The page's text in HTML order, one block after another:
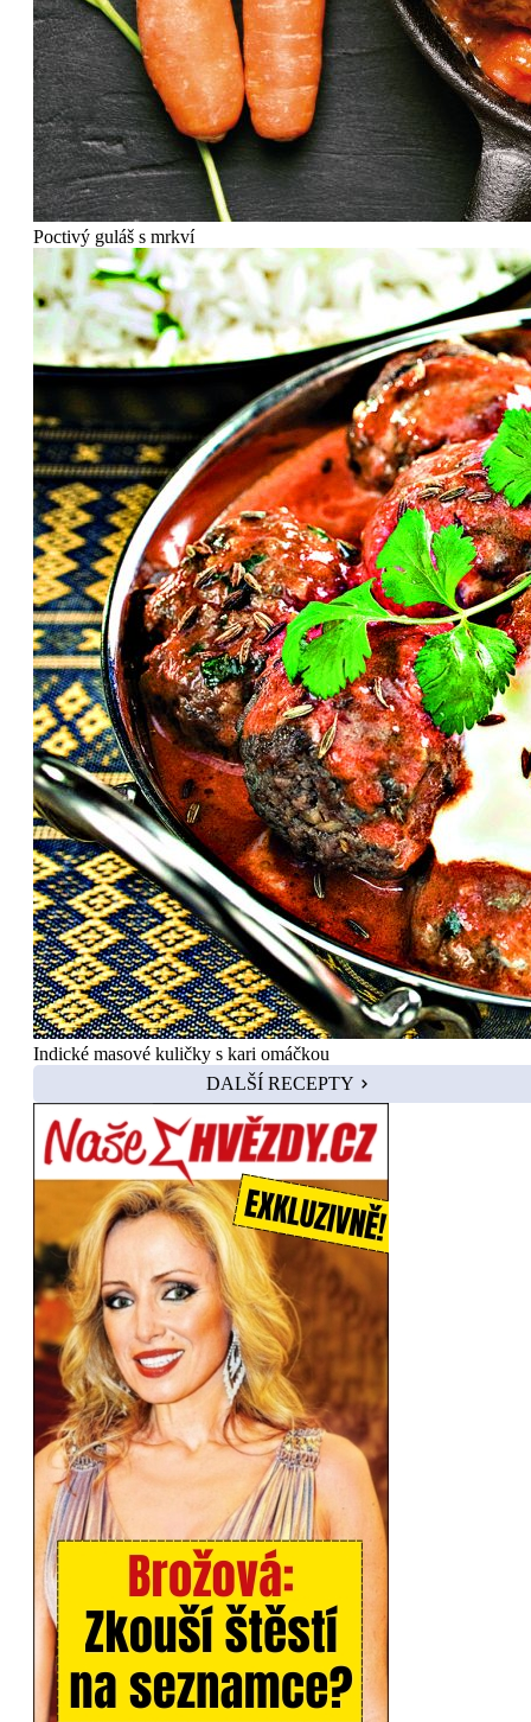
Poctivý guláš s mrkví
Indické masové kuličky s kari omáčkou
DALŠÍ RECEPTY